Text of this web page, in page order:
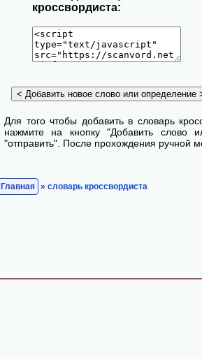
кроссвордиста:
Для того чтобы добавить в словарь
нажмите на кнопку "Добавить слово
"отправить". После прохождения ручной
Главная » словарь кроссвордиста